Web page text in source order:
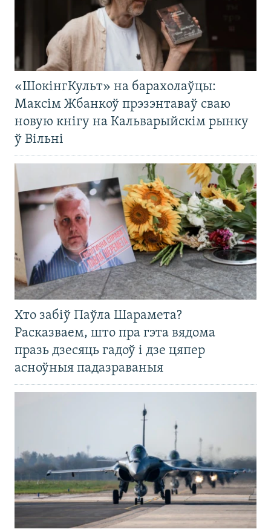
«ШокінгКульт» на барахолаўцы:
Максім Жбанкоў прэзэнтаваў сваю
новую кнігу на Кальварыйскім рынку
ў Вільні
Хто забіў Паўла Шарамета?
Расказваем, што пра гэта вядома
празь дзесяць гадоў і дзе цяпер
асноўныя падазраваныя